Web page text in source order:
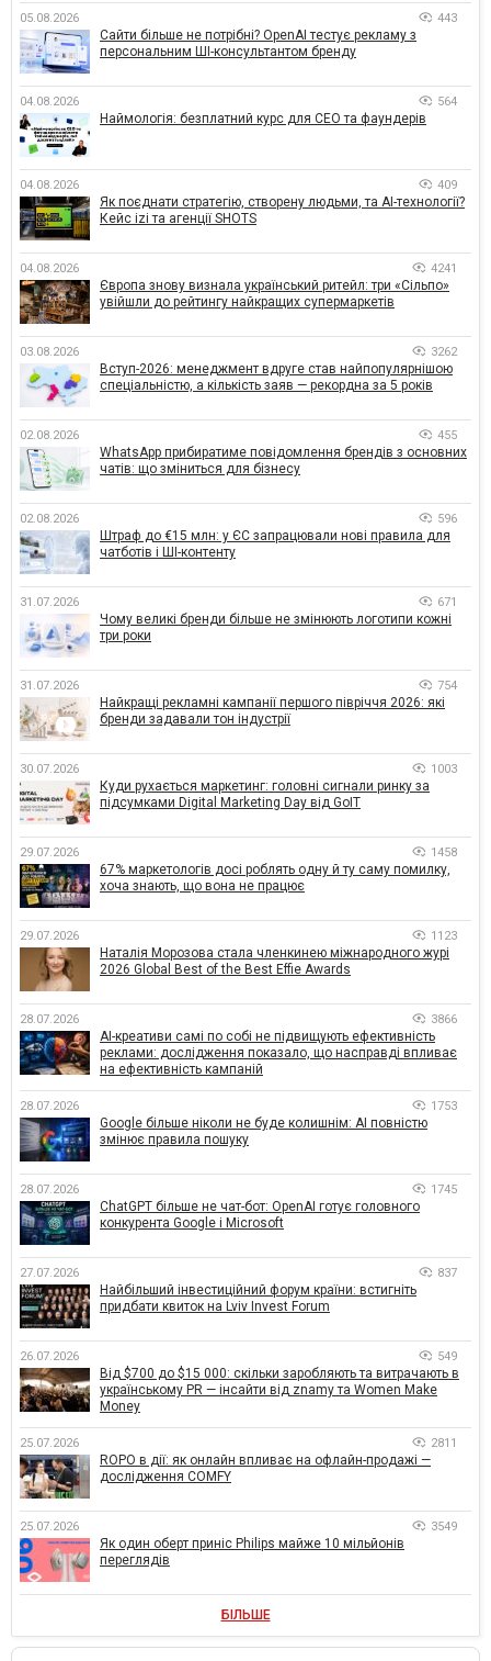
05.08.2026 443
Сайти більше не потрібні? OpenAI тестує рекламу з
персональним ШІ-консультантом бренду
04.08.2026 564
Наймологія: безплатний курс для CEO та фаундерів
04.08.2026 409
Як поєднати стратегію, створену людьми, та AI-технології?
Кейс izi та агенції SHOTS
04.08.2026 4241
Європа знову визнала український ритейл: три «Сільпо»
увійшли до рейтингу найкращих супермаркетів
03.08.2026 3262
Вступ-2026: менеджмент вдруге став найпопулярнішою
спеціальністю, а кількість заяв — рекордна за 5 років
02.08.2026 455
WhatsApp прибиратиме повідомлення брендів з основних
чатів: що зміниться для бізнесу
02.08.2026 596
Штраф до €15 млн: у ЄС запрацювали нові правила для
чатботів і ШІ-контенту
31.07.2026 671
Чому великі бренди більше не змінюють логотипи кожні
три роки
31.07.2026 754
Найкращі рекламні кампанії першого півріччя 2026: які
бренди задавали тон індустрії
30.07.2026 1003
Куди рухається маркетинг: головні сигнали ринку за
підсумками Digital Marketing Day від GoIT
29.07.2026 1458
67% маркетологів досі роблять одну й ту саму помилку,
хоча знають, що вона не працює
29.07.2026 1123
Наталія Морозова стала членкинею міжнародного журі
2026 Global Best of the Best Effie Awards
28.07.2026 3866
AI-креативи самі по собі не підвищують ефективність
реклами: дослідження показало, що насправді впливає
на ефективність кампаній
28.07.2026 1753
Google більше ніколи не буде колишнім: AI повністю
змінює правила пошуку
28.07.2026 1745
ChatGPT більше не чат-бот: OpenAI готує головного
конкурента Google і Microsoft
27.07.2026 837
Найбільший інвестиційний форум країни: встигніть
придбати квиток на Lviv Invest Forum
26.07.2026 549
Від $700 до $15 000: скільки заробляють та витрачають в
українському PR — інсайти від znamy та Women Make
Money
25.07.2026 2811
ROPO в дії: як онлайн впливає на офлайн-продажі —
дослідження COMFY
25.07.2026 3549
Як один оберт приніс Philips майже 10 мільйонів
переглядів
БІЛЬШЕ